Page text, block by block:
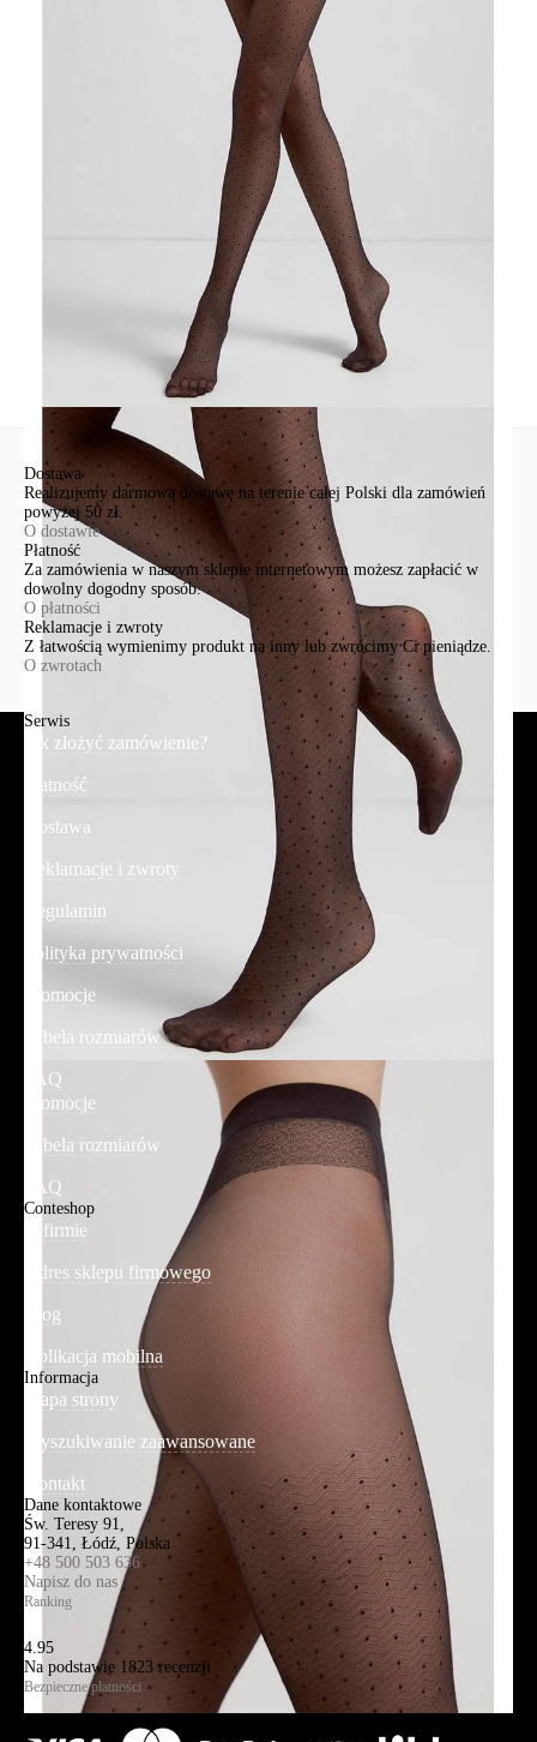
Ten produkt nie ma pytań Możesz zadać pytanie, klikając przycisk
Wyślij
Dostawa
Realizujemy darmową dostawę na terenie całej Polski dla zamówień
powyżej 50 zł.
O dostawie
Płatność
Za zamówienia w naszym sklepie internetowym możesz zapłacić w
dowolny dogodny sposób.
O płatności
Reklamacje i zwroty
Z łatwością wymienimy produkt na inny lub zwrócimy Ci pieniądze.
O zwrotach
Serwis
Jak złożyć zamówienie?
Płatność
Dostawa
Reklamacje i zwroty
Regulamin
Polityka prywatności
Promocje
Tabela rozmiarów
FAQ
Promocje
Tabela rozmiarów
FAQ
Conteshop
O firmie
Adres sklepu firmowego
Blog
Aplikacja mobilna
Informacja
Mapa strony
Wyszukiwanie zaawansowane
Kontakt
Dane kontaktowe
Św. Teresy 91,
91-341, Łódź, Polska
+48 500 503 636
Napisz do nas
Ranking
4.95
Na podstawie 1823 recenzji
Bezpieczne płatności